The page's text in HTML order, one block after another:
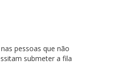
pessoas que não
submeter a fila